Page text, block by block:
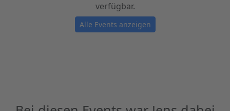
verfügbar.
Alle Events anzeigen